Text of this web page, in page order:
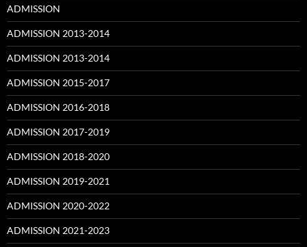
ADMISSION
ADMISSION 2013-2014
ADMISSION 2013-2014
ADMISSION 2015-2017
ADMISSION 2016-2018
ADMISSION 2017-2019
ADMISSION 2018-2020
ADMISSION 2019-2021
ADMISSION 2020-2022
ADMISSION 2021-2023